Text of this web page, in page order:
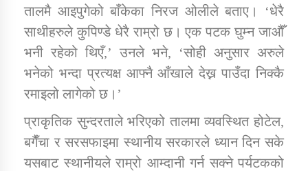
कर्णाली प्राविधि शिक्षालय जुम्लाको सुचना
तातोपानी गाउँपालिकाको न्यायिक समिति सम्बन्धी सन्देश
तालमै आइपुगेको बाँकेका निरज ओलीले बताए। ‘धेरै
साथीहरुले कुपिण्डे धेरै राम्रो छ। एक पटक घुम्न जाऔँ
भनी रहेको थिएँ,’ उनले भने, ‘सोही अनुसार अरुले
भनेको भन्दा प्रत्यक्ष आफ्नै आँखाले देख्न पाउँदा निक्कै
रमाइलो लागेको छ।’
प्राकृतिक सुन्दरताले भरिएको तालमा व्यवस्थित होटेल,
बगैँचा र सरसफाइमा स्थानीय सरकारले ध्यान दिन सके
यसबाट स्थानीयले राम्रो आम्दानी गर्न सक्ने पर्यटकको